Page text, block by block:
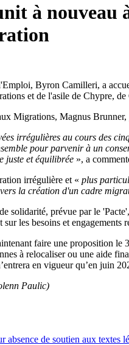
à
Byron Camilleri, a
et de l'asile de Chypre,
Migrations, Magnus
irrégulières au cours des
pour parvenir à un
juste et équilibrée », a
irrégulière et « plus
la création d'un cadre
solidarité, prévue par le
les besoins et engagements
faire une proposition le
à relocaliser ou une aide
en vigueur qu’en juin
Paulic)
de soutien aux textes